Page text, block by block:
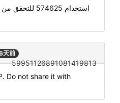
استخدام
天前
59951126891081419813
Do not share it with